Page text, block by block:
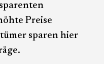
Preise
sparen hier